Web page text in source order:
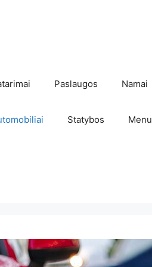
Paslaugos Namai
Statybos